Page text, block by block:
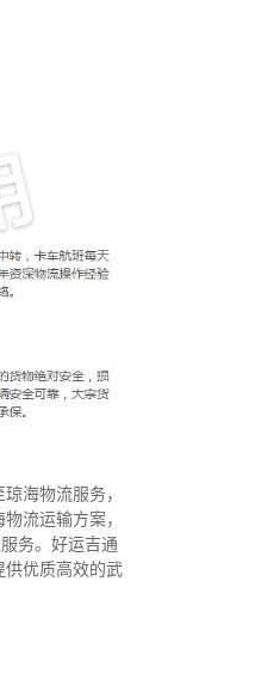
海物流服务，
流运输方案，
务。好运吉通
供优质高效的武